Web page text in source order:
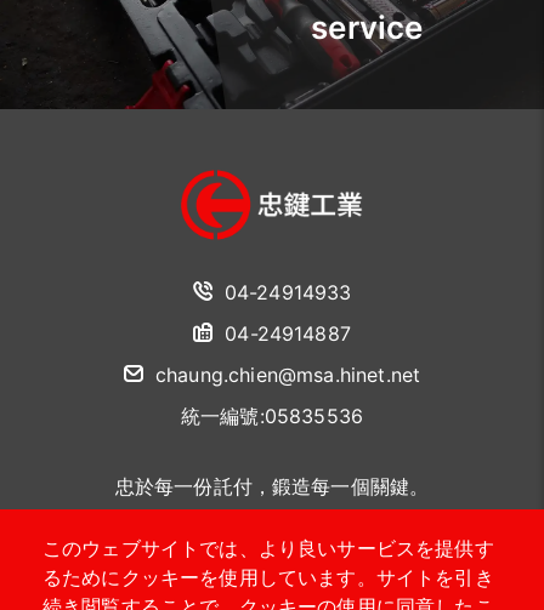
このウェブサイトでは、より良いサービスを提供す
るためにクッキーを使用しています。サイトを引き
04-24914933
04-24914887
chaung.chien@msa.hinet.net
統一編號:05835536
忠於每一份託付，鍛造每一個關鍵。
聯絡我們
service